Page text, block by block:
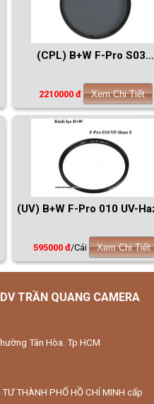
(CPL) B+W F-Pro S03...
2210000 đ Xem Chi Tiết
(UV) B+W F-Pro 010 UV-
595000 đ/Cái Xem Chi Tiết
TRẦN QUANG CAMERA
Tân Hòa. Tp HCM
THÀNH PHỐ HỒ CHÍ MINH cấp